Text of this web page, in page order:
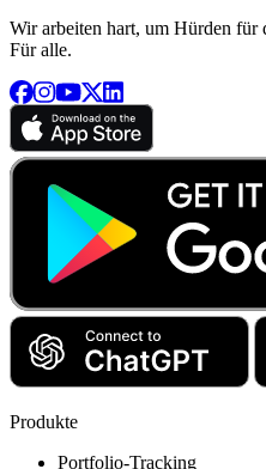
Wir arbeiten hart, um Hürden für
Für alle.
Produkte
Portfolio-Tracking